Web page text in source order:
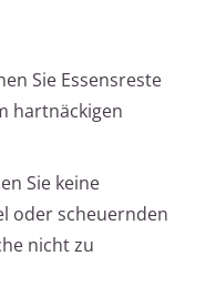
Sie Essensreste
hartnäckigen
Sie keine
oder scheuernden
nicht zu